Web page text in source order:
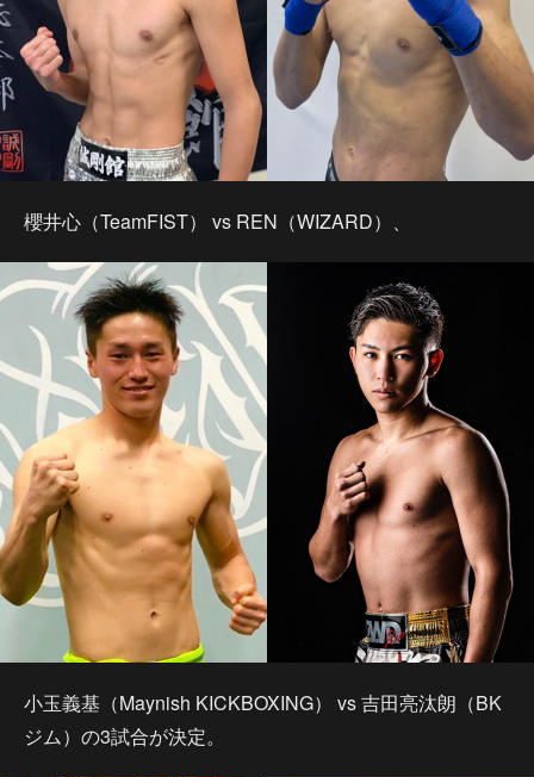
櫻井心（TeamFIST） vs REN（WIZARD）、
小玉義基（Maynish KICKBOXING） vs 吉田亮汰朗（BK
ジム）の3試合が決定。